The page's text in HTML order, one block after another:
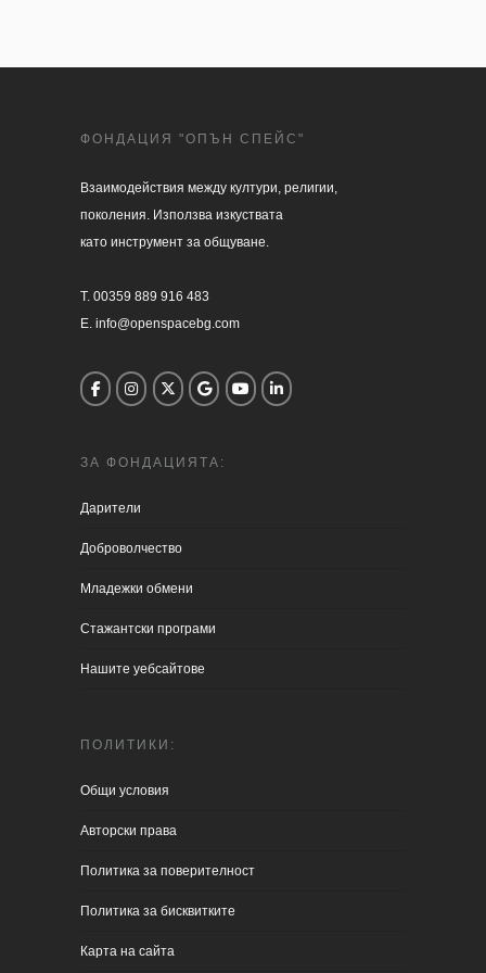
ФОНДАЦИЯ "ОПЪН СПЕЙС"
Взаимодействия между култури, религии,
поколения. Използва изкуствата
като инструмент за общуване.
T. 00359 889 916 483
E. info@openspacebg.com
ЗА ФОНДАЦИЯТА:
Дарители
Доброволчество
Младежки обмени
Стажантски програми
Нашите уебсайтове
ПОЛИТИКИ:
Общи условия
Aвторски права
Политика за поверителност
Политика за бисквитките
Карта на сайта